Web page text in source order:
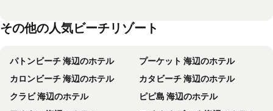
その他の人気ビーチリゾート
パトンビーチ 海辺のホテル
プーケット 海辺のホテル
カロンビーチ 海辺のホテル
カタビーチ 海辺のホテル
クラビ 海辺のホテル
ピピ島 海辺のホテル